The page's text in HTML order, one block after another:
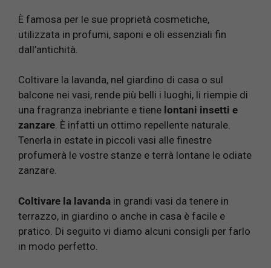
È famosa per le sue proprietà cosmetiche,
utilizzata in profumi, saponi e oli essenziali fin
dall’antichità.
Coltivare la lavanda, nel giardino di casa o sul
balcone nei vasi, rende più belli i luoghi, li riempie di
una fragranza inebriante e tiene lontani insetti e
zanzare. È infatti un ottimo repellente naturale.
Tenerla in estate in piccoli vasi alle finestre
profumerà le vostre stanze e terrà lontane le odiate
zanzare.
Coltivare la lavanda in grandi vasi da tenere in
terrazzo, in giardino o anche in casa è facile e
pratico. Di seguito vi diamo alcuni consigli per farlo
in modo perfetto.